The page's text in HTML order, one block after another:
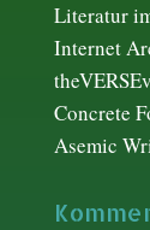
Literatur
Internet
Concrete
Asemic